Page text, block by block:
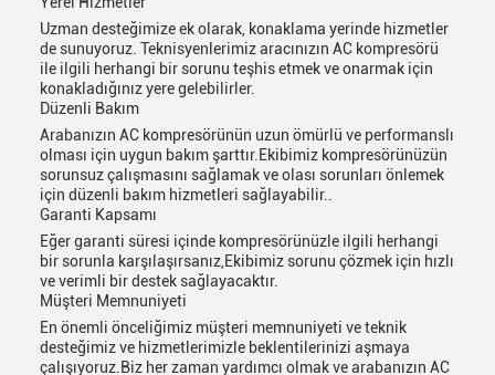
Uzman desteğimize ek olarak, konaklama yerinde hizmetler
de sunuyoruz. Teknisyenlerimiz aracınızın AC kompresörü
ile ilgili herhangi bir sorunu teşhis etmek ve onarmak için
konakladığınız yere gelebilirler.
Düzenli Bakım
Arabanızın AC kompresörünün uzun ömürlü ve performanslı
olması için uygun bakım şarttır.Ekibimiz kompresörünüzün
sorunsuz çalışmasını sağlamak ve olası sorunları önlemek
için düzenli bakım hizmetleri sağlayabilir..
Garanti Kapsamı
Eğer garanti süresi içinde kompresörünüzle ilgili herhangi
bir sorunla karşılaşırsanız,Ekibimiz sorunu çözmek için hızlı
ve verimli bir destek sağlayacaktır.
Müşteri Memnuniyeti
En önemli önceliğimiz müşteri memnuniyeti ve teknik
desteğimiz ve hizmetlerimizle beklentilerinizi aşmaya
çalışıyoruz.Biz her zaman yardımcı olmak ve arabanızın AC